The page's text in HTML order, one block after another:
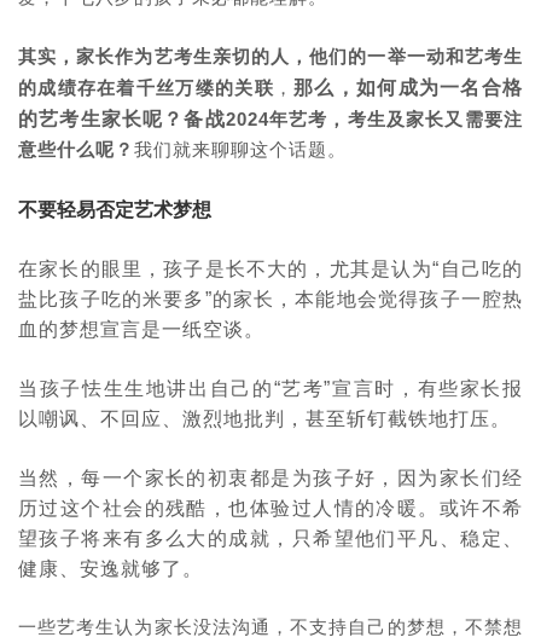
其实，家长作为艺考生亲切的人，他们的一举一动和艺考生
的成绩存在着千丝万缕的关联 ，那么，如何成为一名合格
的艺考生家长呢？备战2024年艺考，考生及家长又需要注
意些什么呢？ 我们就来聊聊这个话题。
不要轻易否定艺术梦想
在家长的眼里，孩子是长不大的，尤其是认为“ 自己吃的
盐比孩子吃的米要多”的家长，本能地会觉得孩子一腔热
血的梦想宣言是一纸空谈。
当孩子怯生生地讲出自己的“艺考”宣言时，有些家长报
以嘲讽、不回应、激烈地批判，甚至斩钉截铁地打压。
当然，每一个家长的初衷都是为孩子好，因为家长们经
历过这个社会的残酷，也体验过人情的冷暖。或许不希
望孩子将来有多么大的成就，只希望他们平凡、稳定、
健康、安逸就够了。
一些艺考生认为家长没法沟通，不支持自己的梦想，不禁想